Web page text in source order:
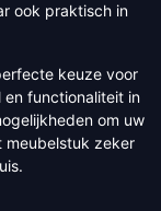
ook praktisch in
keuze voor
en functionaliteit in
om uw
meubelstuk zeker